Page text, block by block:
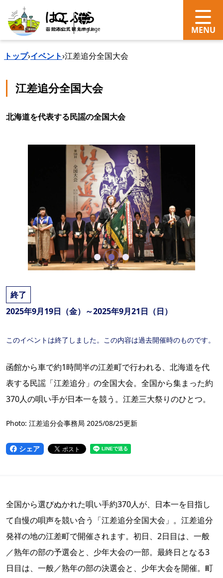
search Language
トップ›イベント›江差追分全国大会
江差追分全国大会
北海道を代表する民謡の全国大会
終了
2025年9月19日（金）～2025年9月21日（日）
このイベントは終了しました。この内容は過去開催時のものです。
函館から車で約1時間半の江差町で行われる、北海道を代
表する民謡「江差追分」の全国大会。全国から集まった約
370人の唄い手が日本一を競う。江差三大祭りのひとつ。
Photo: 江差追分会事務局 2025/08/25更新
シェア
全国から選びぬかれた唄い手約370人が、日本一を目指し
て自慢の唄声を競い合う「江差追分全国大会」。江差追分
発祥の地の江差町で開催されます。初日、2日目は、一般
／熟年の部の予選会と、少年大会の一部。最終日となる3
日目は、一般／熟年の部の決選会と、少年大会を開催。町